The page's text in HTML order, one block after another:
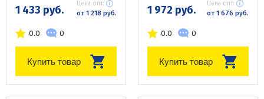
1 433 руб. Цена опт:
от 1 218 руб.
0.0 0
Купить товар
1 972 руб. Цена опт:
от 1 676 руб.
0.0 0
Купить товар